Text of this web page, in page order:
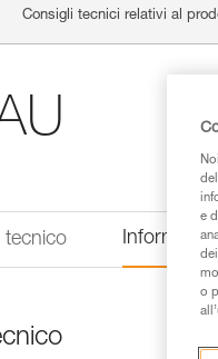
Consigli tecnici relativi al
tecnico
e
o